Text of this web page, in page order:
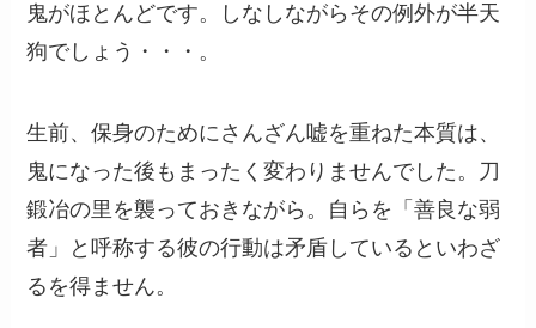
鬼がほとんどです。しなしながらその例外が半天
狗でしょう・・・。
生前、保身のためにさんざん嘘を重ねた本質は、
鬼になった後もまったく変わりませんでした。刀
鍛冶の里を襲っておきながら。自らを「善良な弱
者」と呼称する彼の行動は矛盾しているといわざ
るを得ません。